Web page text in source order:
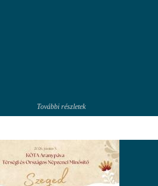
További részletek